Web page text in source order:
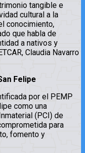
tangible e
cultural a la
conocimiento,
que habla de
a nativos y
Claudia Navarro
Felipe
por el PEMP
como una
(PCI) de
para
fomento y